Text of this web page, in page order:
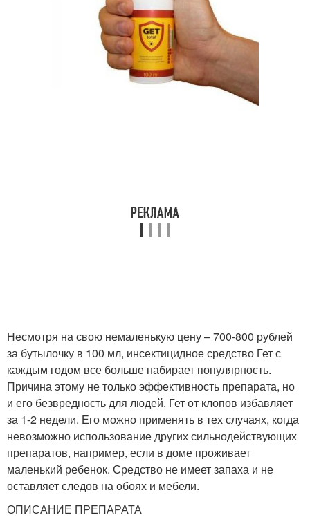
Несмотря на свою немаленькую цену – 700-800 рублей
за бутылочку в 100 мл, инсектицидное средство Гет с
каждым годом все больше набирает популярность.
Причина этому не только эффективность препарата, но
и его безвредность для людей. Гет от клопов избавляет
за 1-2 недели. Его можно применять в тех случаях, когда
невозможно использование других сильнодействующих
препаратов, например, если в доме проживает
маленький ребенок. Средство не имеет запаха и не
оставляет следов на обоях и мебели.
ОПИСАНИЕ ПРЕПАРАТА